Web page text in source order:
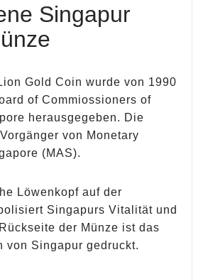
Singapur
Gold Coin wurde von 1990
of Commiossioners of
herausgegeben. Die
von Monetary
(MAS).
Löwenkopf auf der
Singapurs Vitalität und
der Münze ist das
von Singapur gedruckt.